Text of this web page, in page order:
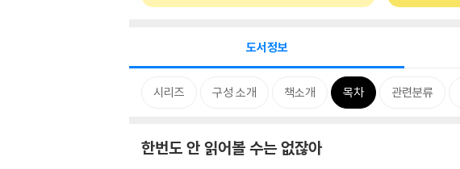
도서정보
시리즈 구성 소개 책소개 목차 관련분류
한번도 안 읽어볼 수는 없잖아